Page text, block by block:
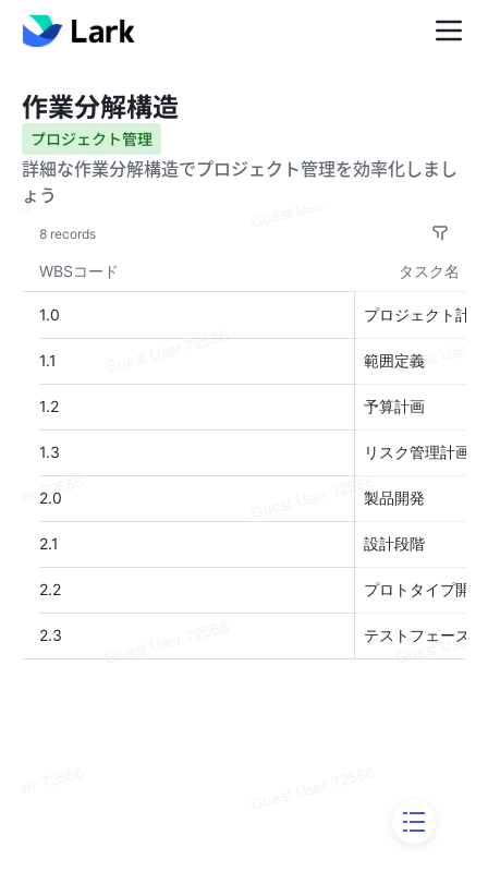
作業分解構造
プロジェクト管理
詳細な作業分解構造でプロジェクト管理を効率化しまし
ょう